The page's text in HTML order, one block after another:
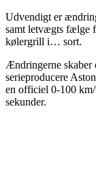
Udvendigt er
samt letvægts fælge
kølergrill i… sort.
Ændringerne skaber
serieproducere
en officiel 0-100
sekunder.